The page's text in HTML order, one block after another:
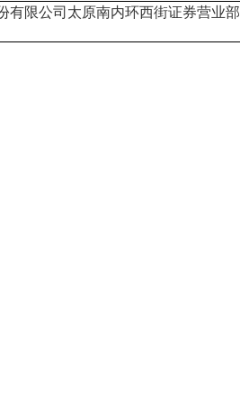
有限公司太原南内环西街证券营业部